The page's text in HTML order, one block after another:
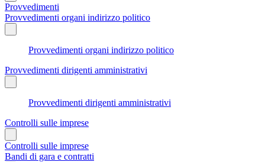
Provvedimenti
Provvedimenti organi indirizzo politico
Provvedimenti organi indirizzo politico
Provvedimenti dirigenti amministrativi
Provvedimenti dirigenti amministrativi
Controlli sulle imprese
Controlli sulle imprese
Bandi di gara e contratti